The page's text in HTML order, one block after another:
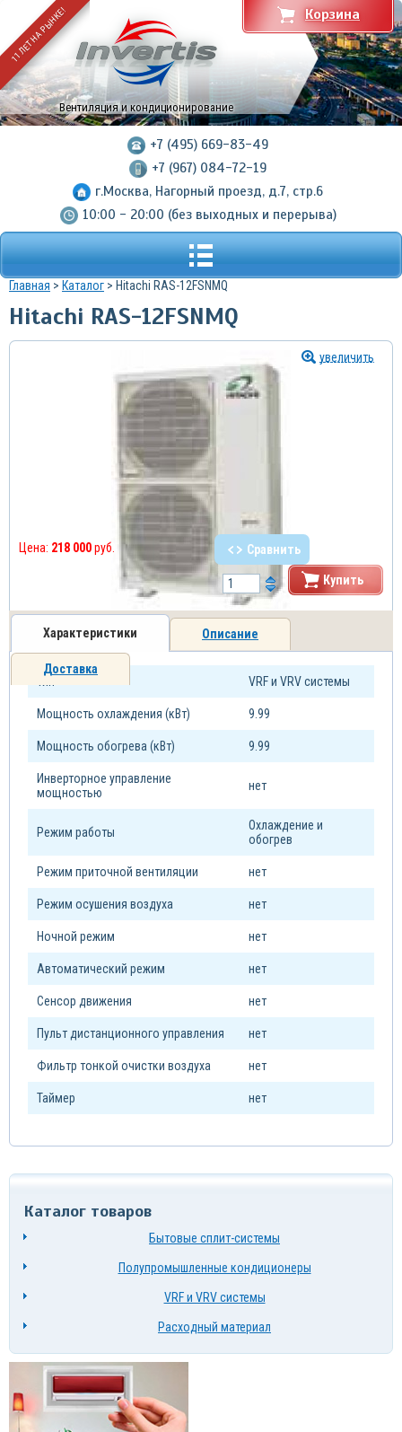
11 ЛЕТ НА РЫНКЕ!
Вентиляция и кондиционирование
+7 (495) 669-83-49
+7 (967) 084-72-19
г.Москва, Нагорный проезд, д.7, стр.6
10:00 - 20:00 (без выходных и перерыва)
Корзина
Главная > Каталог > Hitachi RAS-12FSNMQ
Hitachi RAS-12FSNMQ
увеличить
Цена: 218 000руб. Сравнить
Купить
Характеристики Описание
Доставка
VRF и VRV системы
Мощность охлаждения (кВт) 9.99
Мощность обогрева (кВт) 9.99
Инверторное управление
мощностью
нет
Режим работы
Охлаждение и
обогрев
Режим приточной вентиляции нет
Режим осушения воздуха нет
Ночной режим нет
Автоматический режим нет
Сенсор движения нет
Пульт дистанционного управления нет
Фильтр тонкой очистки воздуха нет
Таймер нет
Каталог товаров
Бытовые сплит-системы
Полупромышленные кондиционеры
VRF и VRV системы
Расходный материал